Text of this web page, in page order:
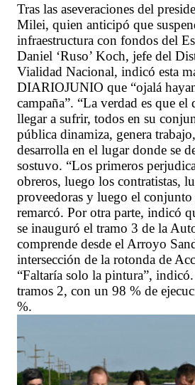
Tras las aseveraciones del
Milei, quien anticipó que
infraestructura con fondos del
Daniel ‘Ruso’ Koch, jefe del
Vialidad Nacional, indicó esta
DIARIOJUNIO que “ojalá
campaña”. “La verdad es que el
llegar a sufrir, todos en su
pública dinamiza, genera
desarrolla en el lugar donde se
sostuvo. “Los primeros
obreros, luego los contratistas,
proveedoras y luego el conjunto
remarcó. Por otra parte, indicó
se inauguró el tramo 3 de la
comprende desde el Arroyo
intersección de la rotonda de
“Faltaría solo la pintura”,
tramos 2, con un 98 % de
%.